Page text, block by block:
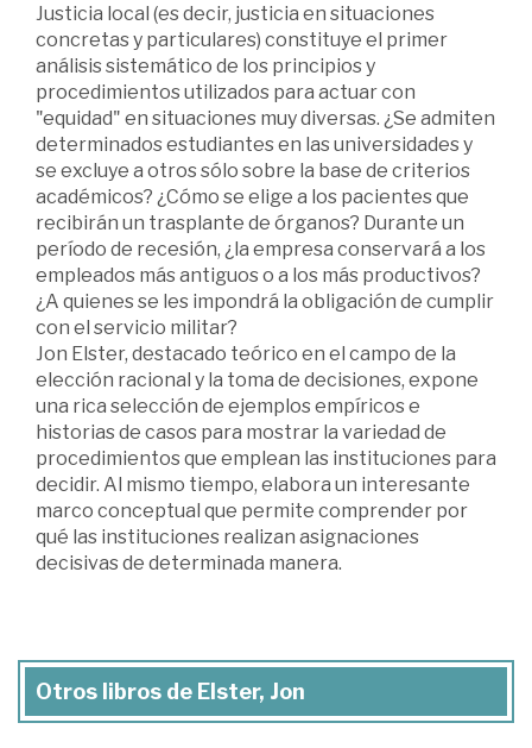
Justicia local (es decir, justicia en situaciones
concretas y particulares) constituye el primer
análisis sistemático de los principios y
procedimientos utilizados para actuar con
"equidad" en situaciones muy diversas. ¿Se admiten
determinados estudiantes en las universidades y
se excluye a otros sólo sobre la base de criterios
académicos? ¿Cómo se elige a los pacientes que
recibirán un trasplante de órganos? Durante un
período de recesión, ¿la empresa conservará a los
empleados más antiguos o a los más productivos?
¿A quienes se les impondrá la obligación de cumplir
con el servicio militar?
Jon Elster, destacado teórico en el campo de la
elección racional y la toma de decisiones, expone
una rica selección de ejemplos empíricos e
historias de casos para mostrar la variedad de
procedimientos que emplean las instituciones para
decidir. Al mismo tiempo, elabora un interesante
marco conceptual que permite comprender por
qué las instituciones realizan asignaciones
decisivas de determinada manera.
Otros libros de Elster, Jon